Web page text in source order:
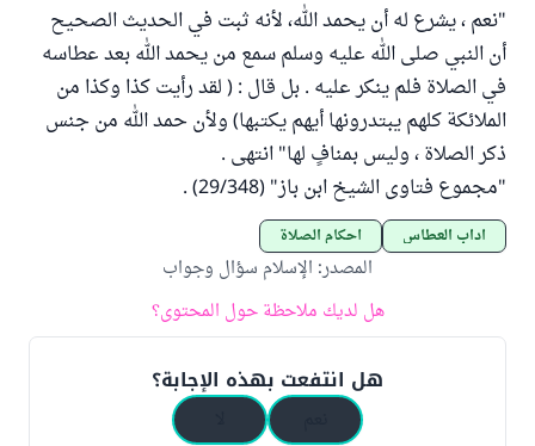
"نعم ، يشرع له أن يحمد الله، لأنه ثبت في الحديث الصحيح
أن النبي صلى الله عليه وسلم سمع من يحمد الله بعد عطاسه
في الصلاة فلم ينكر عليه . بل قال : ( لقد رأيت كذا وكذا من
الملائكة كلهم يبتدرونها أيهم يكتبها) ولأن حمد الله من جنس
ذكر الصلاة ، وليس بمنافٍ لها" انتهى .
"مجموع فتاوى الشيخ ابن باز" (29/348) .
آداب العطاس أحكام الصلاة
المصدر: الإسلام سؤال وجواب
هل لديك ملاحظة حول المحتوى؟
هل انتفعت بهذه الإجابة؟